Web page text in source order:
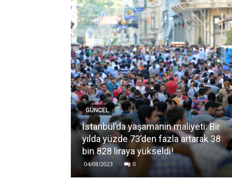
GÜNCEL
İstanbul’da yaşamanın maliyeti: Bir
yılda yüzde 73’den fazla artarak 38
bin 828 liraya yükseldi!
04/08/2023 0